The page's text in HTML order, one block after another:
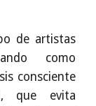
de artistas
como
consciente
que evita